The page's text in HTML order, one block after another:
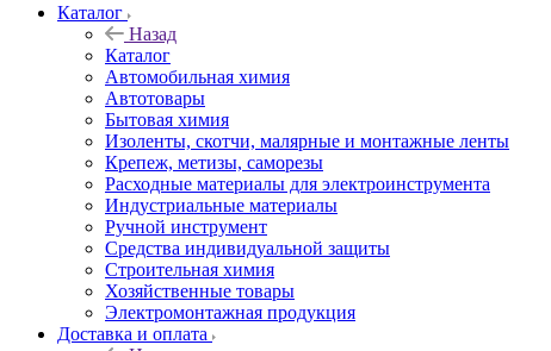
Каталог
Назад
Каталог
Автомобильная химия
Автотовары
Бытовая химия
Изоленты, скотчи, малярные и монтажные ленты
Крепеж, метизы, саморезы
Расходные материалы для электроинструмента
Индустриальные материалы
Ручной инструмент
Средства индивидуальной защиты
Строительная химия
Хозяйственные товары
Электромонтажная продукция
Доставка и оплата